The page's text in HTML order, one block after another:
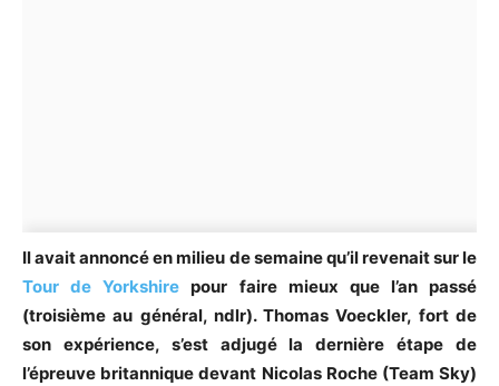
Il avait annoncé en milieu de semaine qu’il revenait sur le
Tour de Yorkshire pour faire mieux que l’an passé
(troisième au général, ndlr). Thomas Voeckler, fort de
son expérience, s’est adjugé la dernière étape de
l’épreuve britannique devant Nicolas Roche (Team Sky)